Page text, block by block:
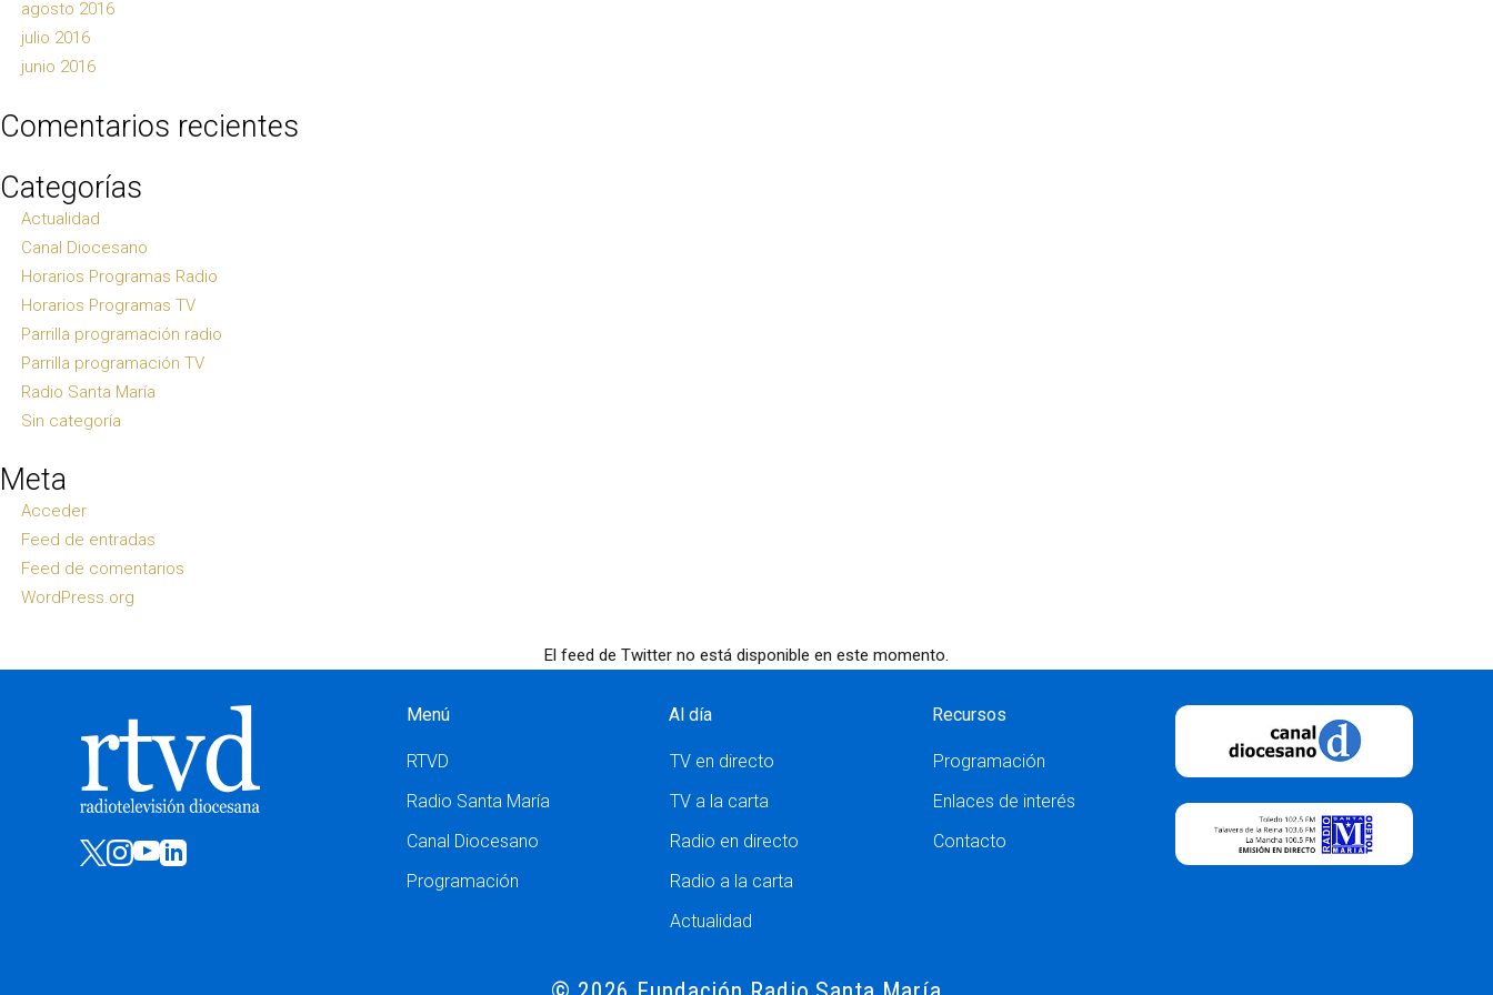
agosto 2016
julio 2016
junio 2016
Comentarios recientes
Categorías
Actualidad
Canal Diocesano
Horarios Programas Radio
Horarios Programas TV
Parrilla programación radio
Parrilla programación TV
Radio Santa María
Sin categoría
Meta
Acceder
Feed de entradas
Feed de comentarios
WordPress.org
El feed de Twitter no está disponible en este momento.
Menú
RTVD
Radio Santa María
Canal Diocesano
Programación
Al día
TV en directo
TV a la carta
Radio en directo
Radio a la carta
Actualidad
Recursos
Programación
Enlaces de interés
Contacto